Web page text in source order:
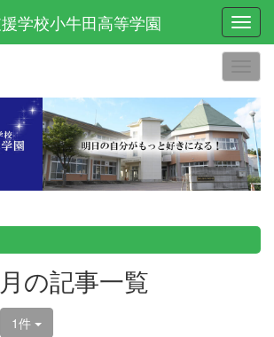
学校小牛田高等学園
の記事一覧
1件